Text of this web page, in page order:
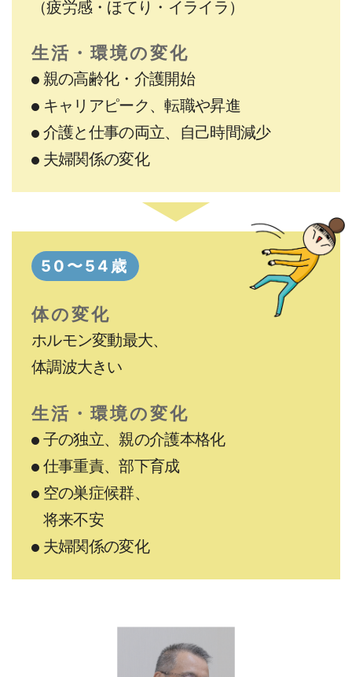
（疲労感・ほてり・イライラ）
生活・環境の変化
親の高齢化・介護開始
キャリアピーク、転職や昇進
介護と仕事の両立、 自己時間減少
夫婦関係の変化
50〜54歳
体の変化
ホルモン変動最大、
体調波大きい
生活・環境の変化
子の独立、親の介護本格化
仕事重責、部下育成
空の巣症候群、
将来不安
夫婦関係の変化